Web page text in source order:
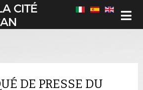
DE PRESSE DU